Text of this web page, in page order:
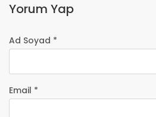
Yorum Yap
Ad Soyad *
Email *